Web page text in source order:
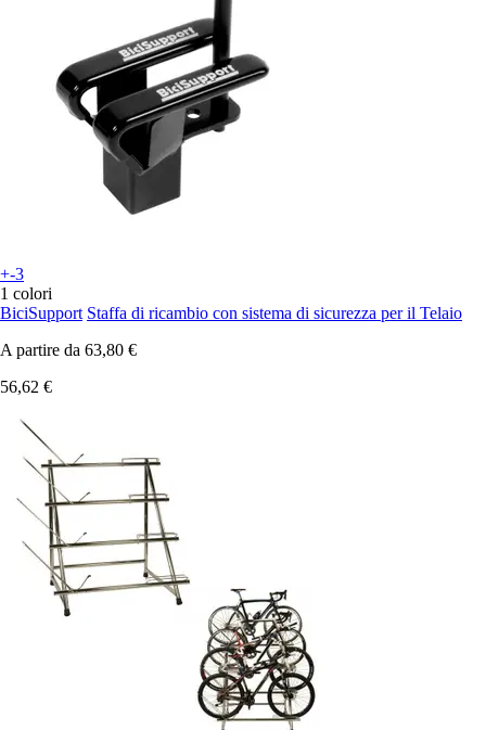
+-3
1 colori
BiciSupport Staffa di ricambio con sistema di sicurezza per il Telaio
A partire da 63,80 €
56,62 €